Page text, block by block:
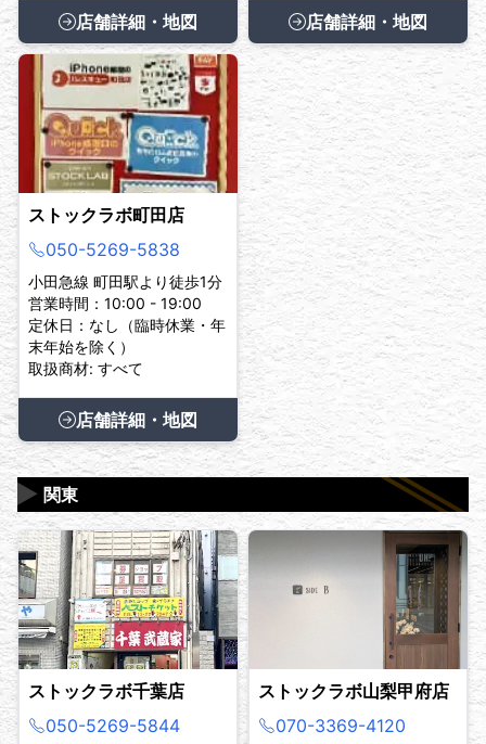
店舗詳細・地図 店舗詳細・地図
ストックラボ町田店
050-5269-5838
小田急線 町田駅より徒歩1分
営業時間：10:00 - 19:00
定休日：なし（臨時休業・年
末年始を除く）
取扱商材: すべて
店舗詳細・地図
関東
▶
ストックラボ千葉店
050-5269-5844
ストックラボ山梨甲府店
070-3369-4120